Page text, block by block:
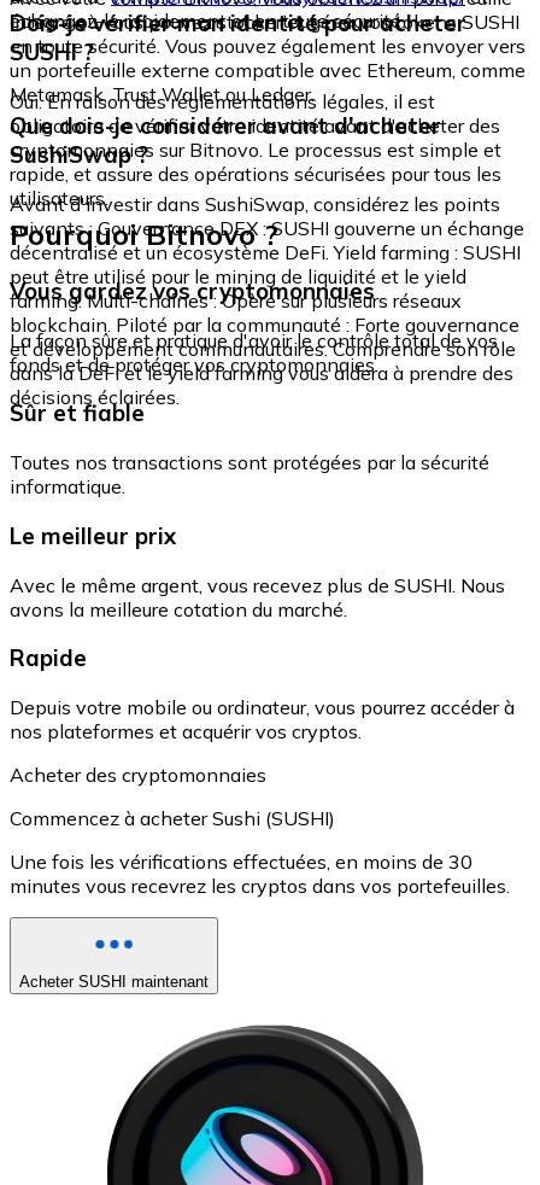
échangez-le rapidement et en toute sécurité.
intégré où vous pouvez stocker et gérer vos tokens SUSHI
en toute sécurité. Vous pouvez également les envoyer vers
un portefeuille externe compatible avec Ethereum, comme
Metamask, Trust Wallet ou Ledger.
Dois-je vérifier mon identité pour acheter
SUSHI ?
Oui. En raison des réglementations légales, il est
obligatoire de vérifier votre identité avant d'acheter des
cryptomonnaies sur Bitnovo. Le processus est simple et
rapide, et assure des opérations sécurisées pour tous les
utilisateurs.
Que dois-je considérer avant d'acheter
SushiSwap ?
Avant d'investir dans SushiSwap, considérez les points
suivants : Gouvernance DEX : SUSHI gouverne un échange
décentralisé et un écosystème DeFi. Yield farming : SUSHI
peut être utilisé pour le mining de liquidité et le yield
farming. Multi-chaînes : Opère sur plusieurs réseaux
blockchain. Piloté par la communauté : Forte gouvernance
et développement communautaires. Comprendre son rôle
dans la DeFi et le yield farming vous aidera à prendre des
décisions éclairées.
Pourquoi Bitnovo ?
Vous gardez vos cryptomonnaies
La façon sûre et pratique d'avoir le contrôle total de vos
fonds et de protéger vos cryptomonnaies.
Sûr et fiable
Toutes nos transactions sont protégées par la sécurité
informatique.
Le meilleur prix
Avec le même argent, vous recevez plus de SUSHI. Nous
avons la meilleure cotation du marché.
Rapide
Depuis votre mobile ou ordinateur, vous pourrez accéder à
nos plateformes et acquérir vos cryptos.
Acheter des cryptomonnaies
Commencez à acheter Sushi (SUSHI)
Une fois les vérifications effectuées, en moins de 30
minutes vous recevrez les cryptos dans vos portefeuilles.
Acheter SUSHI maintenant